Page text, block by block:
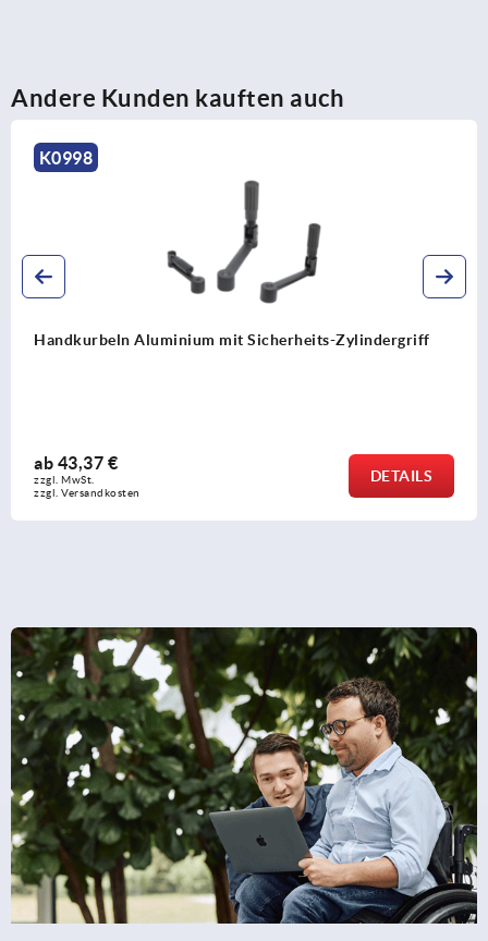
Andere Kunden kauften auch
K0684
Handkurbeln gekröpft ähnlich DIN 468
ab11,99 €
zzgl. MwSt.
zzgl. Versandkosten
DETAILS